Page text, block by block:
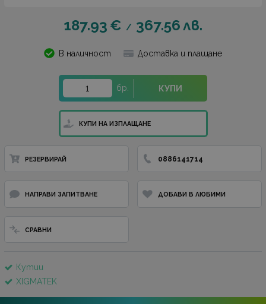
187.93 € / 367.56лв.
В наличност Доставка и плащане
бр. КУПИ
КУПИ НА ИЗПЛАЩАНЕ
РЕЗЕРВИРАЙ 0886141714
НАПРАВИ ЗАПИТВАНЕ ДОБАВИ В ЛЮБИМИ
СРАВНИ
Кутии
XIGMATEK